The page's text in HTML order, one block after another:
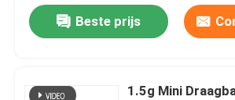
Beste prijs
1.5g Mini